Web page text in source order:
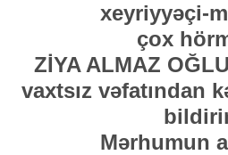
xeyriyyəçi-
çox
ZİYA ALMAZ
vaxtsız vəfatından
Mərhumun